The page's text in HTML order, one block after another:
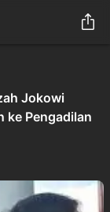
Jokowi
ke Pengadilan